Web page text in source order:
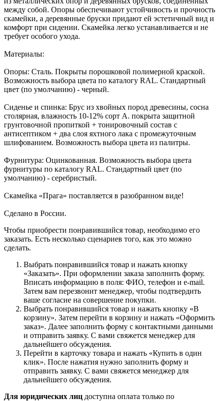
между собой. Опоры обеспечивают устойчивость и прочность
скамейки, а деревянные бруски придают ей эстетичный вид и
комфорт при сидении. Скамейка легко устанавливается и не
требует особого ухода.
Материалы:
Опоры: Cталь. Покрыты порошковой полимерной краской.
Возможность выбора цвета по каталогу RAL. Стандартный
цвет (по умолчанию) - черный.
Сиденье и спинка: Брус из хвойных пород древесины, сосна
столярная, влажность 10-12% сорт А. покрыта защитной
грунтовочной пропиткой + тонировочный состав с
антисептиком + два слоя яхтного лака с промежуточным
шлифованием. Возможность выбора цвета из палитры.
Фурнитура: Оцинкованная. Возможность выбора цвета
фурнитуры по каталогу RAL. Стандартный цвет (по
умолчанию) - серебристый.
Скамейка «Прага» поставляется в разобранном виде!
Сделано в России.
Чтобы приобрести понравившийся товар, необходимо его
заказать. Есть несколько сценариев того, как это можно
сделать.
Выбрать понравившийся товар и нажать кнопку
«Заказать». При оформлении заказа заполнить форму.
Вписать информацию в поля: ФИО, телефон и e-mail.
Затем вам перезвонит менеджер, чтобы подтвердить
ваше согласие на совершение покупки.
Выбрать понравившийся товар и нажать кнопку «В
корзину». Затем перейти в корзину и нажать «Оформить
заказ». Далее заполнить форму с контактными данными
и отправить заявку. С вами свяжется менеджер для
дальнейшего обсуждения.
Перейти в карточку товара и нажать «Купить в один
клик». После нажатия нужно заполнить форму и
отправить заявку. С вами свяжется менеджер для
дальнейшего обсуждения.
Для юридических лиц доступна оплата только по